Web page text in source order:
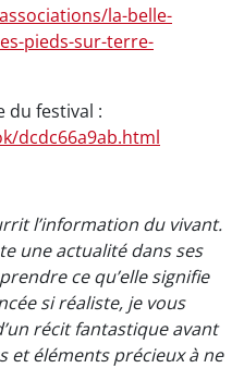
la-belle-
pieds-sur-terre-
du festival :
dcdc66a9ab.html
l’information du vivant.
une actualité dans ses
ce qu’elle signifie
si réaliste, je vous
récit fantastique avant
et éléments précieux à ne